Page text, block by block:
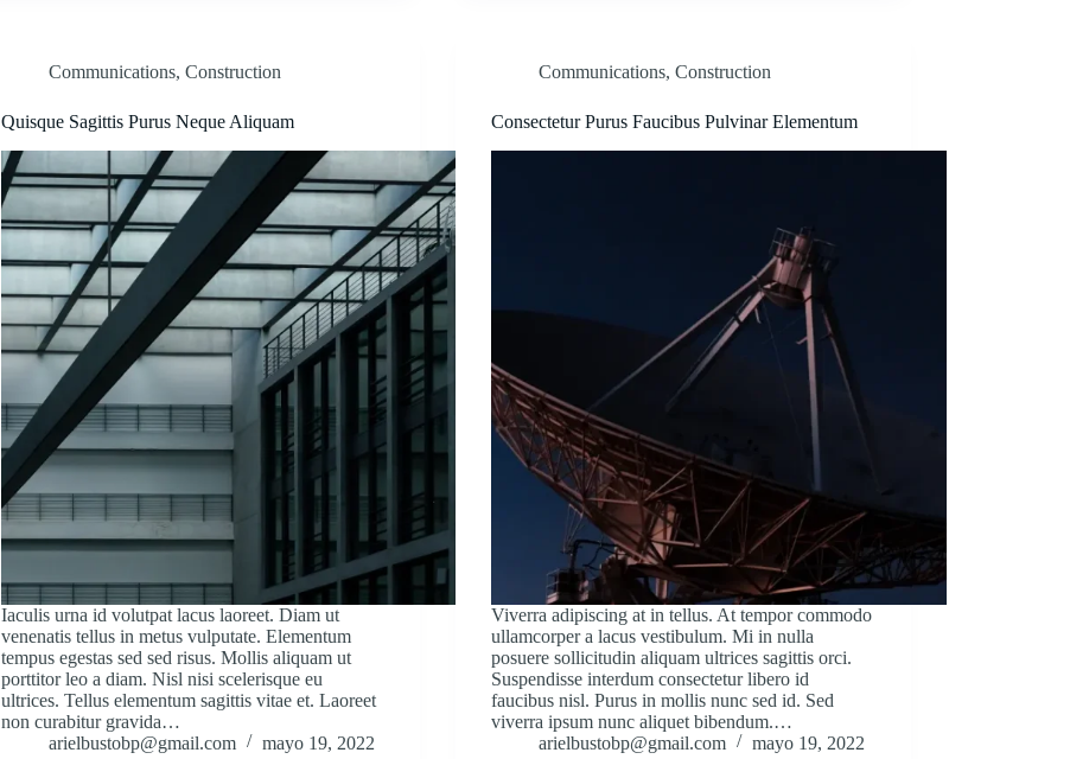
Communications,Construction
Quisque Sagittis Purus Neque Aliquam
Iaculis urna id volutpat lacus laoreet. Diam ut
venenatis tellus in metus vulputate. Elementum
tempus egestas sed sed risus. Mollis aliquam ut
porttitor leo a diam. Nisl nisi scelerisque eu
ultrices. Tellus elementum sagittis vitae et. Laoreet
non curabitur gravida…
arielbustobp@gmail.com
mayo 19, 2022
Communications,Construction
Consectetur Purus Faucibus Pulvinar Elementum
Viverra adipiscing at in tellus. At tempor commodo
ullamcorper a lacus vestibulum. Mi in nulla
posuere sollicitudin aliquam ultrices sagittis orci.
Suspendisse interdum consectetur libero id
faucibus nisl. Purus in mollis nunc sed id. Sed
viverra ipsum nunc aliquet bibendum.…
arielbustobp@gmail.com
mayo 19, 2022